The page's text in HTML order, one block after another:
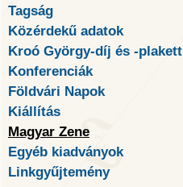
Tagság
Közérdekű adatok
Kroó György-díj és -plakett
Konferenciák
Földvári Napok
Kiállítás
Magyar Zene
Egyéb kiadványok
Linkgyűjtemény